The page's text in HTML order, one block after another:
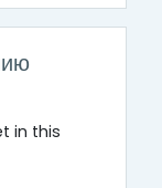
in this